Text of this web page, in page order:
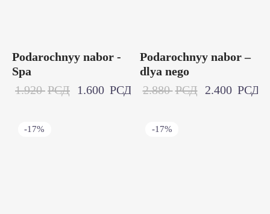
Podarochnyy nabor -
Spa
1.920РСД 1.600 РСД
Podarochnyy nabor –
dlya nego
2.880РСД 2.400 РСД
-17% -17%